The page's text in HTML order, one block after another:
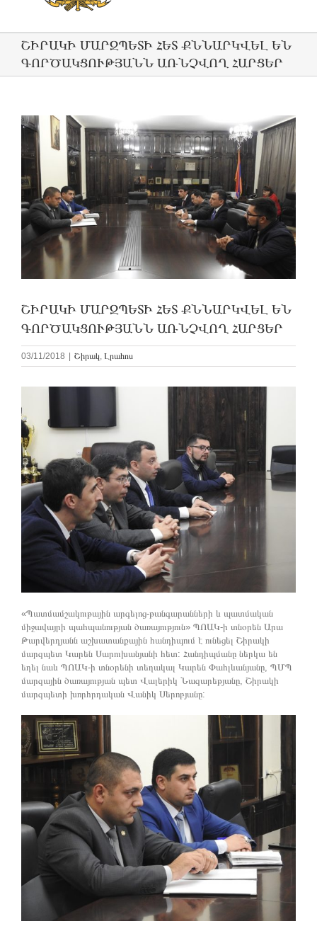
ՇԻՐԱԿԻ ՄԱՐԶՊԵՏԻ ՀԵՏ ՔՆՆԱՐԿՎԵԼ ԵՆ
ԳՈՐԾԱԿՑՈՒԹՅԱՆՆ ԱՌՆՉՎՈՂ ՀԱՐՑԵՐ
View
Larger
Image
ՇԻՐԱԿԻ ՄԱՐԶՊԵՏԻ ՀԵՏ ՔՆՆԱՐԿՎԵԼ ԵՆ
ԳՈՐԾԱԿՑՈՒԹՅԱՆՆ ԱՌՆՉՎՈՂ ՀԱՐՑԵՐ
03/11/2018 | Շիրակ Լրահոս
«Պատմամշակութային արգելոց-թանգարանների և պատմական
միջավայրի պահպանության ծառայություն» ՊՈԱԿ-ի տնօրեն Արա
Թարվերդյանն աշխատանքային հանդիպում է ունեցել Շիրակի
մարզպետ Կարեն Սարուխանյանի հետ: Հանդիպմանը ներկա են
եղել նաև ՊՈԱԿ-ի տնօրենի տեղակալ Կարեն Փահլևանյանը, ՊՄՊ
մարզային ծառայության պետ Վալերիկ Նազարեթյանը, Շիրակի
մարզպետի խորհրդական Վանիկ Սերոբյանը: